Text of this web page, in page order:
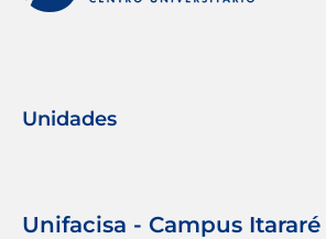
Unidades
Unifacisa - Campus Itararé